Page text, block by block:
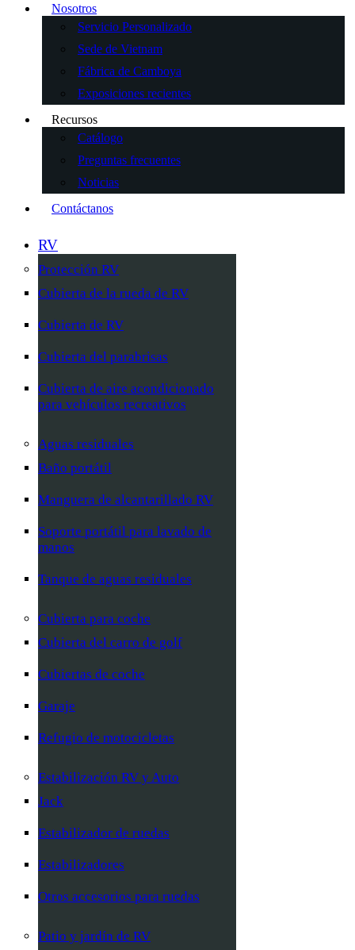
Nosotros
Servicio Personalizado
Sede de Vietnam
Fábrica de Camboya
Exposiciones recientes
Recursos
Catálogo
Preguntas frecuentes
Noticias
Contáctanos
RV
Protección RV
Cubierta de la rueda de RV
Cubierta de RV
Cubierta del parabrisas
Cubierta de aire acondicionado
para vehículos recreativos
Aguas residuales
Baño portátil
Manguera de alcantarillado RV
Soporte portátil para lavado de
manos
Tanque de aguas residuales
Cubierta para coche
Cubierta del carro de golf
Cubiertas de coche
Garaje
Refugio de motocicletas
Estabilización RV y Auto
Jack
Estabilizador de ruedas
Estabilizadores
Otros accesorios para ruedas
Patio y jardín de RV